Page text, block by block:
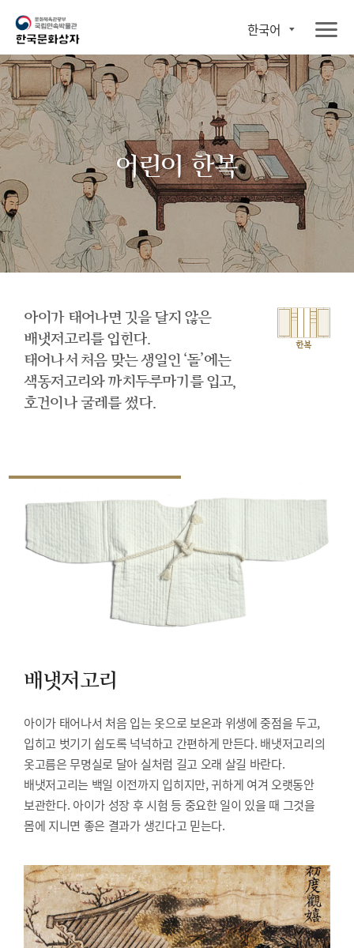
한국어
어린이 한복
아이가 태어나면 깃을 달지 않은
배냇저고리를 입힌다.
태어나서 처음 맞는 생일인 ‘돌’에는
색동저고리와 까치두루마기를 입고,
호건이나 굴레를 썼다.
한복
배냇저고리
아이가 태어나서 처음 입는 옷으로 보온과 위생에 중점을 두고,
입히고 벗기기 쉽도록 넉넉하고 간편하게 만든다. 배냇저고리의
옷고름은 무명실로 달아 실처럼 길고 오래 살길 바란다.
배냇저고리는 백일 이전까지 입히지만, 귀하게 여겨 오랫동안
보관한다. 아이가 성장 후 시험 등 중요한 일이 있을 때 그것을
몸에 지니면 좋은 결과가 생긴다고 믿는다.